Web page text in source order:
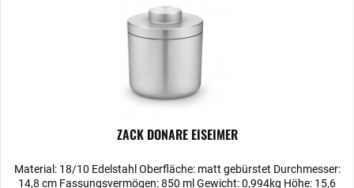
ZACK DONARE EISEIMER
Material: 18/10 Edelstahl Oberfläche: matt gebürstet Durchmesser:
14,8 cm Fassungsvermögen: 850 ml Gewicht: 0,994kg Höhe: 15,6